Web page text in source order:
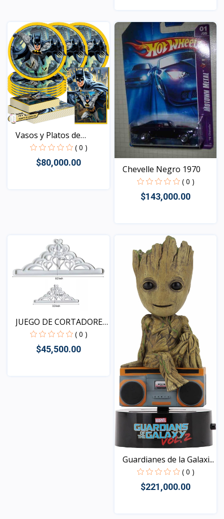
Vista
Vasos y Platos de
Batma...
( 0 )
$80,000.00
Chevelle Negro 1970
( 0 )
$143,000.00
Vista
JUEGO DE CORTADORES
DE...
( 0 )
$45,500.00
Guardianes de la Galaxi...
( 0 )
$221,000.00